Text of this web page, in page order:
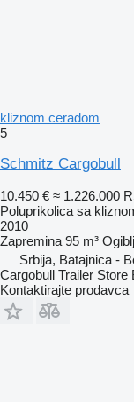
kliznom ceradom
5
Schmitz Cargobull
10.450 € ≈ 1.226.000
Poluprikolica sa
2010
Zapremina 95 m³
Srbija, Batajnica -
Cargobull Trailer Store
Kontaktirajte prodavca